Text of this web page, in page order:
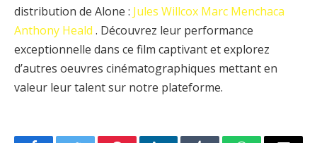
distribution de Alone : Jules Willcox Marc Menchaca
Anthony Heald . Découvrez leur performance
exceptionnelle dans ce film captivant et explorez
d’autres oeuvres cinématographiques mettant en
valeur leur talent sur notre plateforme.